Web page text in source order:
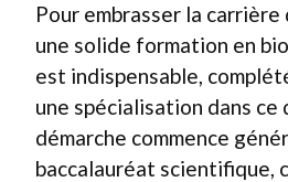
Pour embrasser la carrière
une solide formation en
est indispensable,
une spécialisation dans ce
démarche commence
baccalauréat scientifique,